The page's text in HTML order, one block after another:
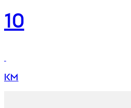
10
KM